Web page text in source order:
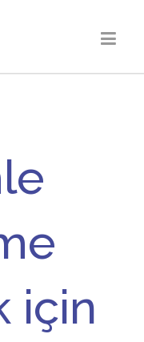
için